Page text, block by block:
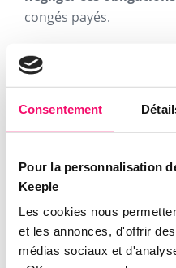
Consentement
Pour la personnalisation
Keeple
Les cookies nous
et les annonces, d'offrir
médias sociaux et
congés payés.
Congés illimités
mettre en place
structure ?
S’il n’y a pas de recette
pratiques
dispositif dans votre